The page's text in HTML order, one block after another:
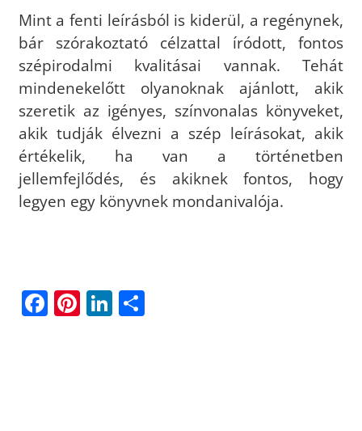
Mint a fenti leírásból is kiderül, a regénynek,
bár szórakoztató célzattal íródott, fontos
szépirodalmi kvalitásai vannak. Tehát
mindenekelőtt olyanoknak ajánlott, akik
szeretik az igényes, színvonalas könyveket,
akik tudják élvezni a szép leírásokat, akik
értékelik, ha van a történetben
jellemfejlődés, és akiknek fontos, hogy
legyen egy könyvnek mondanivalója.
F Pi Li O